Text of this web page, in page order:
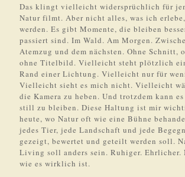
Das klingt vielleicht widersprüchlich für
Natur filmt. Aber nicht alles, was ich
werden. Es gibt Momente, die bleiben
passiert sind. Im Wald. Am Morgen.
Atemzug und dem nächsten. Ohne Schnitt,
ohne Titelbild. Vielleicht steht plötzlich
Rand einer Lichtung. Vielleicht nur für
Vielleicht sieht es mich nicht. Vielleicht
die Kamera zu heben. Und trotzdem kann
still zu bleiben. Diese Haltung ist mir
heute, wo Natur oft wie eine Bühne
jedes Tier, jede Landschaft und jede
gezeigt, bewertet und geteilt werden soll.
Living soll anders sein. Ruhiger. Ehrlicher.
wie es wirklich ist.